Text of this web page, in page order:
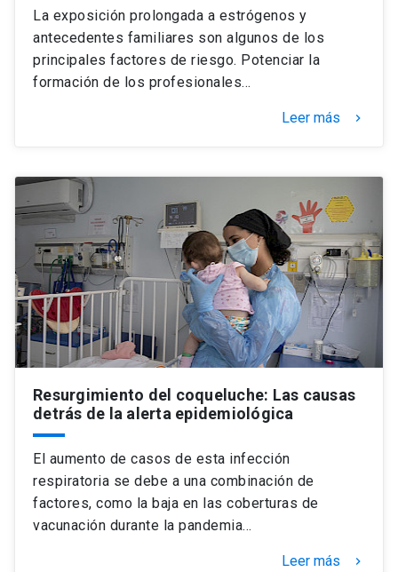
La exposición prolongada a estrógenos y
antecedentes familiares son algunos de los
principales factores de riesgo. Potenciar la
formación de los profesionales…
Leer más keyboard_arrow_right
Resurgimiento del coqueluche: Las causas
detrás de la alerta epidemiológica
El aumento de casos de esta infección
respiratoria se debe a una combinación de
factores, como la baja en las coberturas de
vacunación durante la pandemia…
Leer más keyboard_arrow_right